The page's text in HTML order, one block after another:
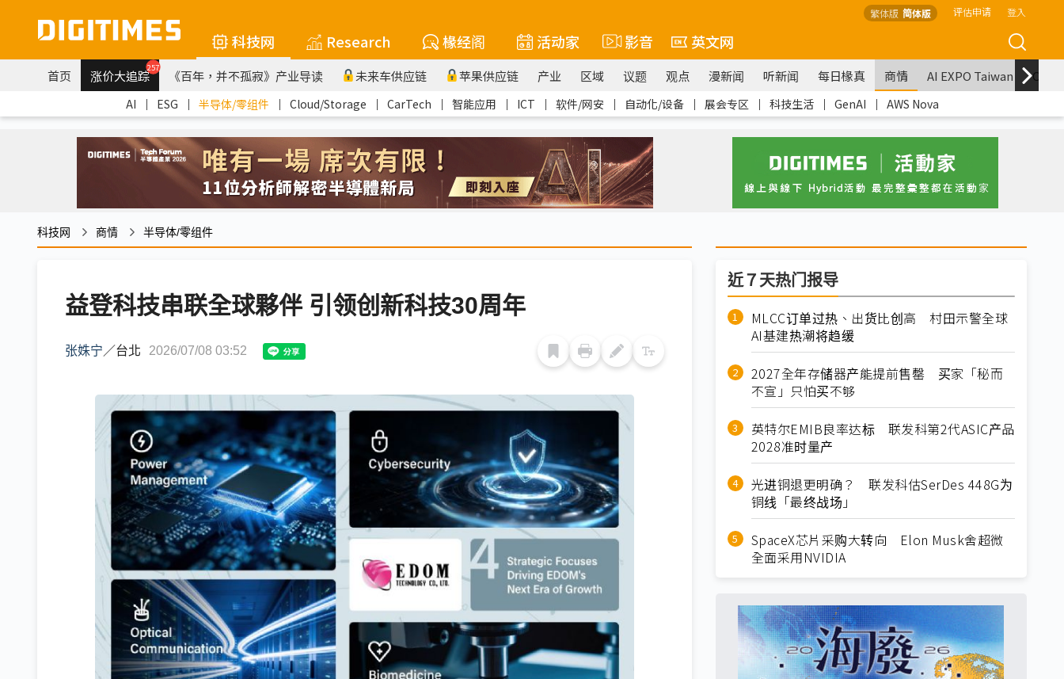
繁体版 简体版 评估申请 登入
科技网 Research 椽经阁 活动家 影音 英文网
首页 涨价大追踪257 《百年，并不孤寂》产业导读 未来车供应链 苹果供应链 产业 区域 议题 观点 漫新闻 听新闻 每日椽真 商情 AI EXPO Taiwan
AI ｜ ESG ｜ 半导体/零组件 ｜ Cloud/Storage ｜ CarTech ｜ 智能应用 ｜ ICT ｜ 软件/网安 ｜ 自动化/设备 ｜ 展会专区 ｜ 科技生活 ｜ GenAI ｜ AWS Nova
科技网 商情 半导体/零组件
益登科技串联全球夥伴 引领创新科技30周年
张姝宁 ／台北 2026/07/08 03:52
近７天热门报导
MLCC订单过热、出货比创高 村田示警全球
AI基建热潮将趋缓
2027全年存储器产能提前售罄 买家「秘而
不宣」只怕买不够
英特尔EMIB良率达标 联发科第2代ASIC产品
2028准时量产
光进铜退更明确？ 联发科估SerDes 448G为
铜线「最终战场」
SpaceX芯片采购大转向 Elon Musk舍超微
全面采用NVIDIA